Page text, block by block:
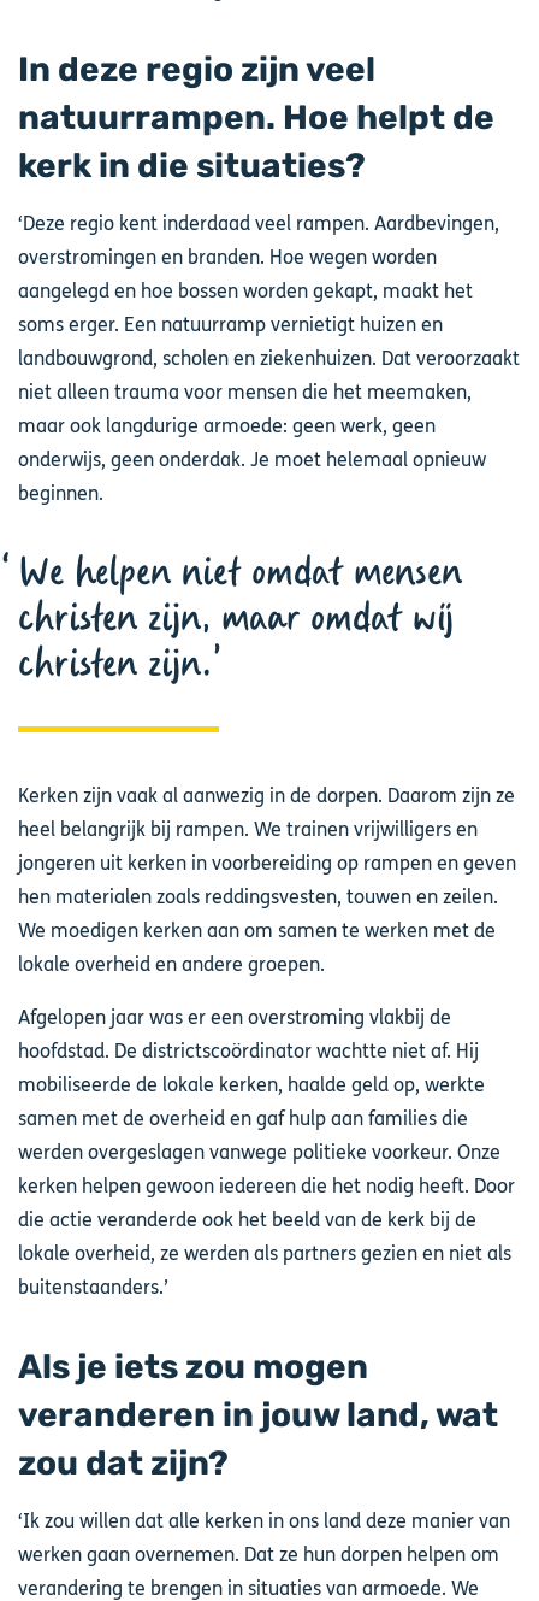
In deze regio zijn veel
natuurrampen. Hoe helpt de
kerk in die situaties?
‘Deze regio kent inderdaad veel rampen. Aardbevingen,
overstromingen en branden. Hoe wegen worden
aangelegd en hoe bossen worden gekapt, maakt het
soms erger. Een natuurramp vernietigt huizen en
landbouwgrond, scholen en ziekenhuizen. Dat veroorzaakt
niet alleen trauma voor mensen die het meemaken,
maar ook langdurige armoede: geen werk, geen
onderwijs, geen onderdak. Je moet helemaal opnieuw
beginnen.
We helpen niet omdat mensen
christen zijn, maar omdat wíj
christen zijn.
Kerken zijn vaak al aanwezig in de dorpen. Daarom zijn ze
heel belangrijk bij rampen. We trainen vrijwilligers en
jongeren uit kerken in voorbereiding op rampen en geven
hen materialen zoals reddingsvesten, touwen en zeilen.
We moedigen kerken aan om samen te werken met de
lokale overheid en andere groepen.
Afgelopen jaar was er een overstroming vlakbij de
hoofdstad. De districtscoördinator wachtte niet af. Hij
mobiliseerde de lokale kerken, haalde geld op, werkte
samen met de overheid en gaf hulp aan families die
werden overgeslagen vanwege politieke voorkeur. Onze
kerken helpen gewoon iedereen die het nodig heeft. Door
die actie veranderde ook het beeld van de kerk bij de
lokale overheid, ze werden als partners gezien en niet als
buitenstaanders.’
Als je iets zou mogen
veranderen in jouw land, wat
zou dat zijn?
‘Ik zou willen dat alle kerken in ons land deze manier van
werken gaan overnemen. Dat ze hun dorpen helpen om
verandering te brengen in situaties van armoede. We